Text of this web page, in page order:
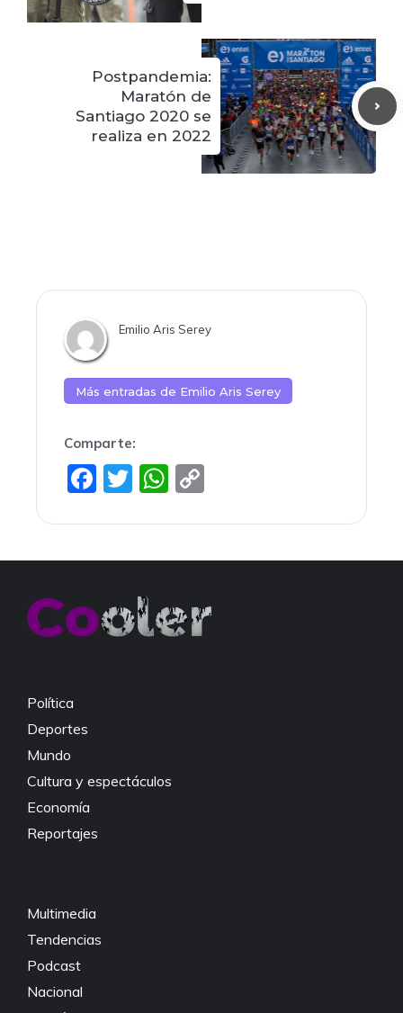
Postpandemia:
Maratón de
Santiago 2020 se
realiza en 2022
Emilio Aris Serey
Más entradas de Emilio Aris Serey
Comparte:
F
c
e
o
T
itt
er
W
at
s
p
p
y
n
Política
Deportes
Mundo
Cultura y espectáculos
Economía
Reportajes
Multimedia
Tendencias
Podcast
Nacional